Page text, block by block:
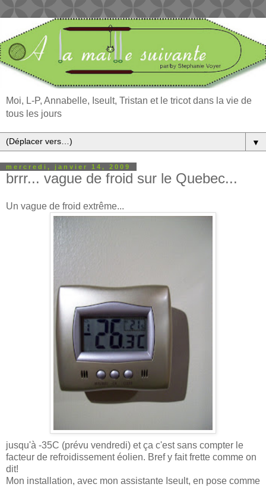
Moi, L-P, Annabelle, Iseult, Tristan et le tricot dans la vie de
tous les jours
▼
mercredi, janvier 14, 2009
brrr... vague de froid sur le Quebec...
Un vague de froid extrême...
jusqu'à -35C (prévu vendredi) et ça c'est sans compter le
facteur de refroidissement éolien. Bref y fait frette comme on
dit!
Mon installation, avec mon assistante Iseult, en pose comme